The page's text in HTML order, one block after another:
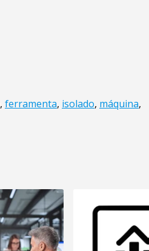
, ferramenta, isolado, máquina,